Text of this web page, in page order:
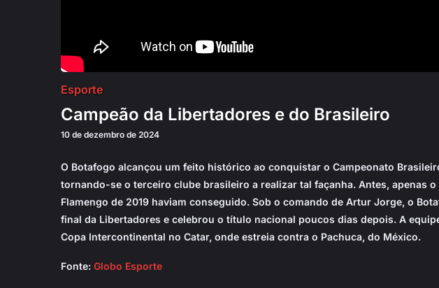
Esporte
Campeão da Libertadores e do Brasileiro
10 de dezembro de 2024
O Botafogo alcançou um feito histórico ao conquistar o Campeonato
tornando-se o terceiro clube brasileiro a realizar tal façanha. Antes, apenas o
Flamengo de 2019 haviam conseguido. Sob o comando de Artur Jorge, o
final da Libertadores e celebrou o título nacional poucos dias depois. A
Copa Intercontinental no Catar, onde estreia contra o Pachuca, do México.
Fonte: Globo Esporte